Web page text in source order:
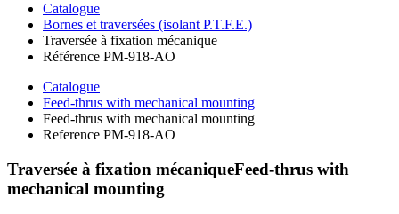
Catalogue
Bornes et traversées (isolant P.T.F.E.)
Traversée à fixation mécanique
Référence PM-918-AO
Catalogue
Feed-thrus with mechanical mounting
Feed-thrus with mechanical mounting
Reference PM-918-AO
Traversée à fixation mécaniqueFeed-thrus with
mechanical mounting